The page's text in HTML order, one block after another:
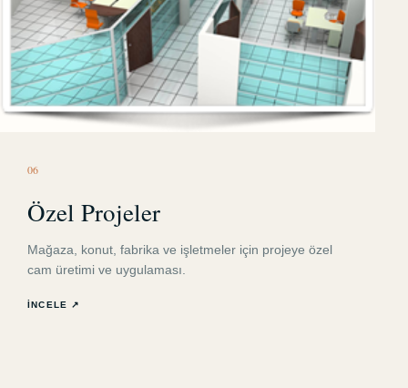
06
Özel Projeler
Mağaza, konut, fabrika ve işletmeler için projeye özel
cam üretimi ve uygulaması.
İNCELE ↗